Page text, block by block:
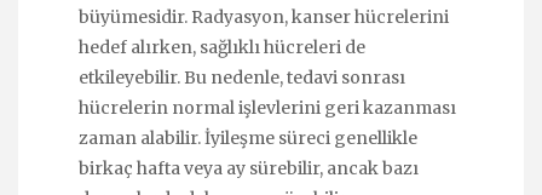
büyümesidir. Radyasyon, kanser hücrelerini
hedef alırken, sağlıklı hücreleri de
etkileyebilir. Bu nedenle, tedavi sonrası
hücrelerin normal işlevlerini geri kazanması
zaman alabilir. İyileşme süreci genellikle
birkaç hafta veya ay sürebilir, ancak bazı